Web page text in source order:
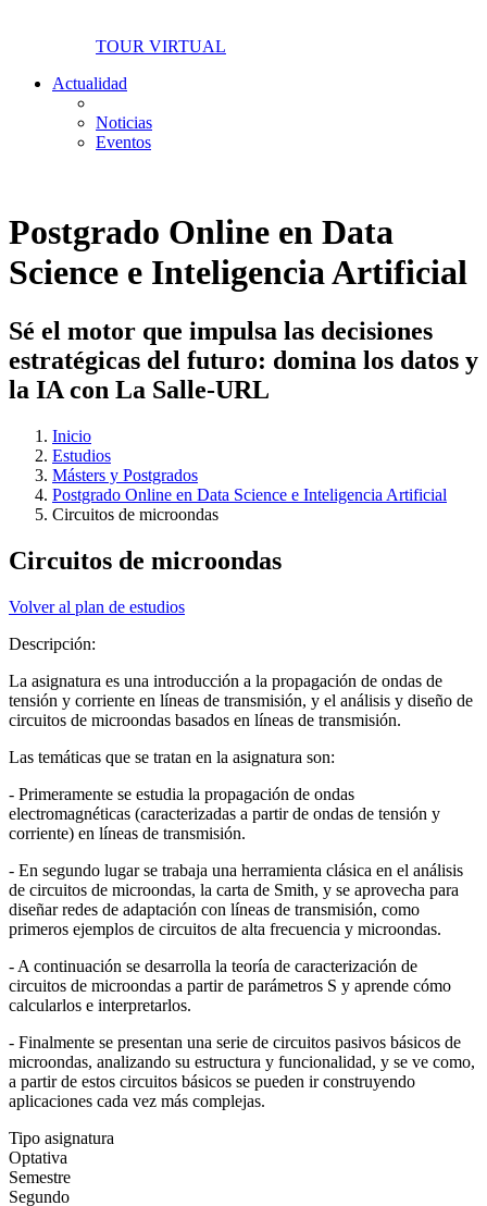
TOUR VIRTUAL
Actualidad
Noticias
Eventos
Postgrado Online en Data
Science e Inteligencia Artificial
Sé el motor que impulsa las decisiones
estratégicas del futuro: domina los datos y
la IA con La Salle-URL
Inicio
Estudios
Másters y Postgrados
Postgrado Online en Data Science e Inteligencia Artificial
Circuitos de microondas
Circuitos de microondas
Volver al plan de estudios
Descripción:
La asignatura es una introducción a la propagación de ondas de
tensión y corriente en líneas de transmisión, y el análisis y diseño de
circuitos de microondas basados en líneas de transmisión.
Las temáticas que se tratan en la asignatura son:
- Primeramente se estudia la propagación de ondas
electromagnéticas (caracterizadas a partir de ondas de tensión y
corriente) en líneas de transmisión.
- En segundo lugar se trabaja una herramienta clásica en el análisis
de circuitos de microondas, la carta de Smith, y se aprovecha para
diseñar redes de adaptación con líneas de transmisión, como
primeros ejemplos de circuitos de alta frecuencia y microondas.
- A continuación se desarrolla la teoría de caracterización de
circuitos de microondas a partir de parámetros S y aprende cómo
calcularlos e interpretarlos.
- Finalmente se presentan una serie de circuitos pasivos básicos de
microondas, analizando su estructura y funcionalidad, y se ve como,
a partir de estos circuitos básicos se pueden ir construyendo
aplicaciones cada vez más complejas.
Tipo asignatura
Optativa
Semestre
Segundo